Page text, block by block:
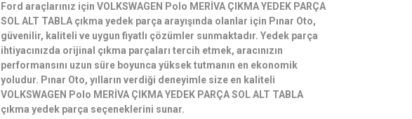
Ford araçlarınız için VOLKSWAGEN Polo MERİVA ÇIKMA YEDEK PARÇA
SOL ALT TABLA çıkma yedek parça arayışında olanlar için Pınar Oto,
güvenilir, kaliteli ve uygun fiyatlı çözümler sunmaktadır. Yedek parça
ihtiyacınızda orijinal çıkma parçaları tercih etmek, aracınızın
performansını uzun süre boyunca yüksek tutmanın en ekonomik
yoludur. Pınar Oto, yılların verdiği deneyimle size en kaliteli
VOLKSWAGEN Polo MERİVA ÇIKMA YEDEK PARÇA SOL ALT TABLA
çıkma yedek parça seçeneklerini sunar.